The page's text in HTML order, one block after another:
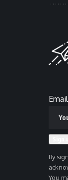
By
You